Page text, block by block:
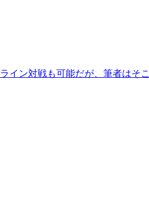
ン対戦も可能だが、筆者はそ